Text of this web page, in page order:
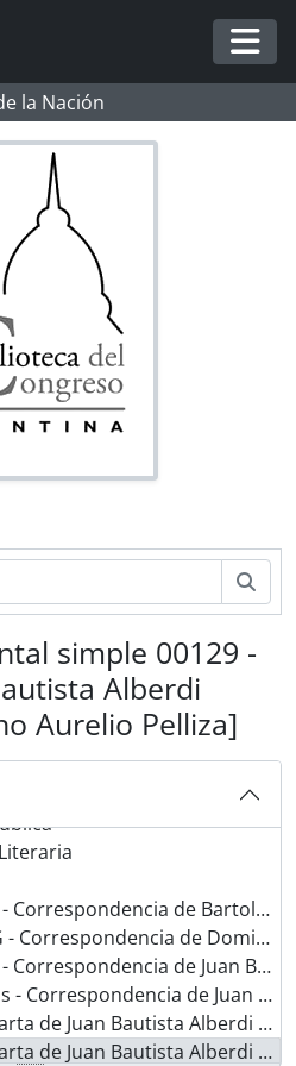
la Nación
simple 00129 -
Alberdi
Aurelio Pelliza]
María Gutiérrez
de Bartolomé Mitre dirigida a Juan María Gutiérrez
de Domingo Faustino Sarmiento dirigida a Juan María Gutiérrez
de Juan Bautista Alberdi dirigida a Juan María Gutiérrez
de Juan Bautista Alberdi dirigida a otros
Bautista Alberdi dirigida a Juan María Gutiérrez (Hijo) ]
Bautista Alberdi dirigida a Mariano Aurelio Pelliza]